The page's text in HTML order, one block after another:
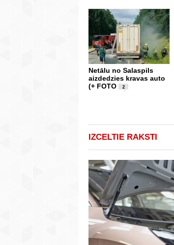
Netālu no Salaspils
aizdedzies kravas auto
(+ FOTO
2
IZCELTIE RAKSTI